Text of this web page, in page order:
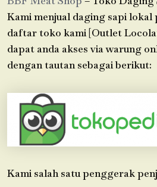
Kami menjual daging sapi
daftar toko kami [Outlet
dapat anda akses via warung
dengan tautan sebagai berikut:
Kami salah satu penggerak